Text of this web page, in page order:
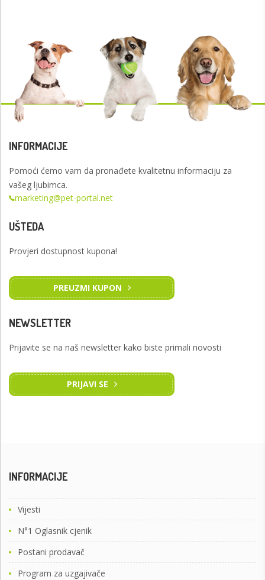
INFORMACIJE
Pomoći ćemo vam da pronađete kvalitetnu informaciju za
vašeg ljubimca.
marketing@pet-portal.net
UŠTEDA
Provjeri dostupnost kupona!
PREUZMI KUPON
NEWSLETTER
Prijavite se na naš newsletter kako biste primali novosti
PRIJAVI SE
INFORMACIJE
Vijesti
N°1 Oglasnik cjenik
Postani prodavač
Program za uzgajivače